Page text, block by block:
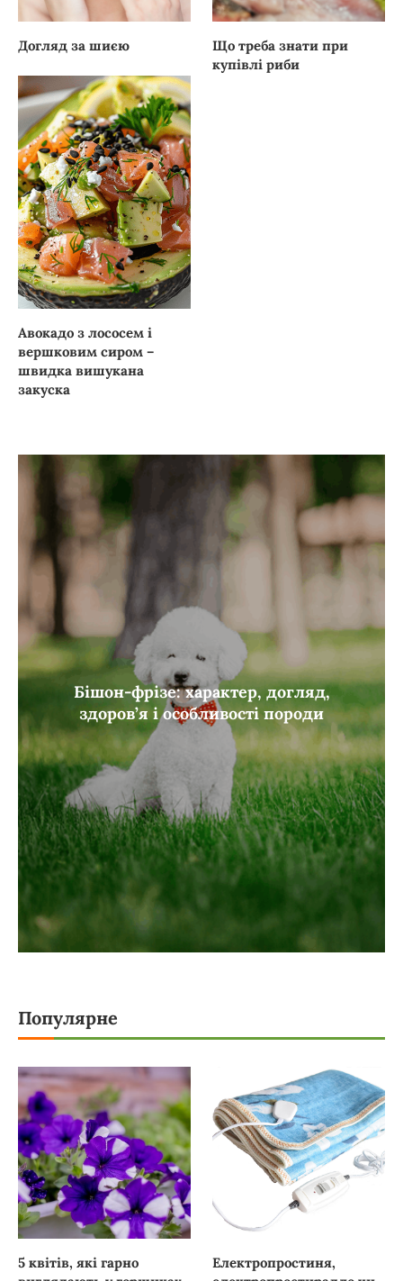
Догляд за шиєю
Що треба знати при
купівлі риби
Авокадо з лососем і
вершковим сиром –
швидка вишукана
закуска
Бішон-фрізе: характер, догляд,
здоров’я і особливості породи
Популярне
5 квітів, які гарно
Електропростиня,